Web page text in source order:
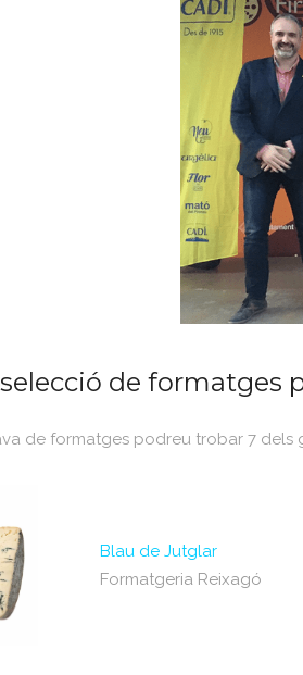
de formatges
de formatges podreu trobar 7
Blau de Jutglar
Formatgeria Reixagó